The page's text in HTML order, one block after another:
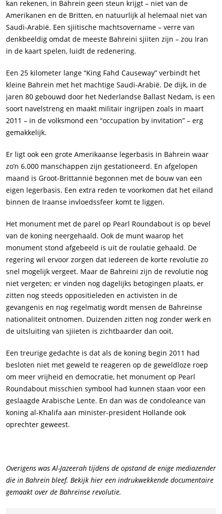
kan rekenen, in Bahrein geen steun krijgt – niet van de
Amerikanen en de Britten, en natuurlijk al helemaal niet van
Saudi-Arabië. Een sjiitische machtsovername – verre van
denkbeeldig omdat de meeste Bahreini sjiiten zijn – zou Iran
in de kaart spelen, luidt de redenering.
Een 25 kilometer lange “King Fahd Causeway” verbindt het
kleine Bahrein met het machtige Saudi-Arabië. De dijk, in de
jaren 80 gebouwd door het Nederlandse Ballast Nedam, is een
soort navelstreng en maakt militair ingrijpen zoals in maart
2011 – in de volksmond een “occupation by invitation” – erg
gemakkelijk.
Er ligt ook een grote Amerikaanse legerbasis in Bahrein waar
zo’n 6.000 manschappen zijn gestationeerd. En afgelopen
maand is Groot-Brittannië begonnen met de bouw van een
eigen legerbasis. Een extra reden te voorkomen dat het eiland
binnen de Iraanse invloedssfeer komt te liggen.
Het monument met de parel op Pearl Roundabout is op bevel
van de koning neergehaald. Ook de munt waarop het
monument stond afgebeeld is uit de roulatie gehaald. De
regering wil ervoor zorgen dat iedereen de korte revolutie zo
snel mogelijk vergeet. Maar de Bahreini zijn de revolutie nog
niet vergeten; er vinden nog dagelijks betogingen plaats, er
zitten nog steeds oppositieleden en activisten in de
gevangenis en nog regelmatig wordt mensen de Bahreinse
nationaliteit ontnomen. Duizenden zitten nog zonder werk en
de uitsluiting van sjiieten is zichtbaarder dan ooit.
Een treurige gedachte is dat als de koning begin 2011 had
besloten niet met geweld te reageren op de geweldloze roep
om meer vrijheid en democratie, het monument op Pearl
Roundabout misschien symbool had kunnen staan voor een
geslaagde Arabische Lente. En dan was de condoleance van
koning al-Khalifa aan minister-president Hollande ook
oprechter geweest.
Overigens was Al-Jazeerah tijdens de opstand de enige mediazender
die in Bahrein bleef. Bekijk hier een indrukwekkende documentaire
gemaakt over de Bahreinse revolutie.